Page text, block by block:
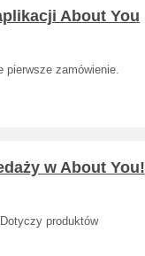
About You
pierwsze zamówienie.
w About You!
produktów